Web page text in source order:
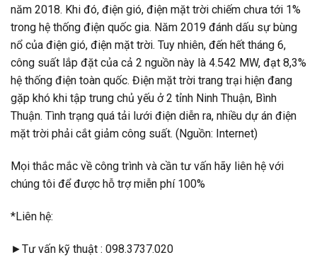
năm 2018. Khi đó, điện gió, điện mặt trời chiếm chưa tới 1%
trong hệ thống điện quốc gia. Năm 2019 đánh dấu sự bùng
nổ của điện gió, điện mặt trời. Tuy nhiên, đến hết tháng 6,
công suất lắp đặt của cả 2 nguồn này là 4.542 MW, đạt 8,3%
hệ thống điện toàn quốc. Điện mặt trời trang trại hiện đang
gặp khó khi tập trung chủ yếu ở 2 tỉnh Ninh Thuận, Bình
Thuận. Tình trạng quá tải lưới điện diễn ra, nhiều dự án điện
mặt trời phải cắt giảm công suất. (Nguồn: Internet)
Mọi thắc mắc về công trình và cần tư vấn hãy liên hệ với
chúng tôi để được hỗ trợ miễn phí 100%
*Liên hệ:
►Tư vấn kỹ thuật : 098.3737.020